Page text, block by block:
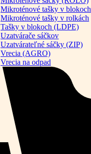
Mikroténové tašky v blokoch
Mikroténové tašky v rolkách
Tašky v blokoch (LDPE)
Uzatvárače sáčkov
Uzatvárateľné sáčky (ZIP)
Vrecia (AGRO)
Vrecia na odpad